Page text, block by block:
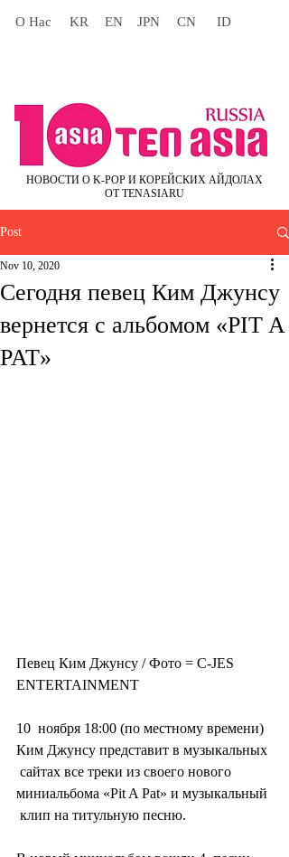
О Нас KR EN JPN CN ID
НОВОСТИ О K-POP И КОРЕЙСКИХ АЙДОЛАХ
ОТ TENASIARU
Post
Сегодня певец Ким Джунсу
вернется с альбомом «PIT A
PAT»
Nov 10, 2020
Певец Ким Джунсу / Фото = C-JES
ENTERTAINMENT
10  ноября 18:00 (по местному времени)
Ким Джунсу представит в музыкальных
сайтах все треки из своего нового
миниальбома «Pit A Pat» и музыкальный
клип на титульную песню.